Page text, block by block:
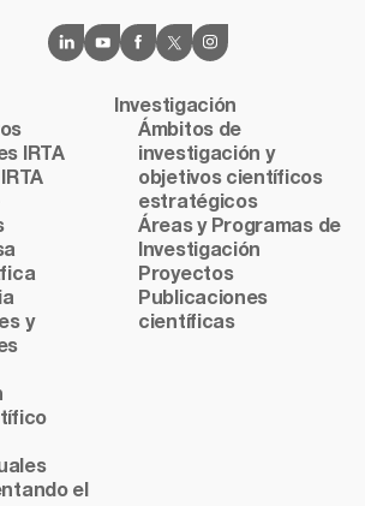
IRTA
y
el
Investigación
Ámbitos de
investigación y
objetivos científicos
estratégicos
Áreas y Programas de
Investigación
Proyectos
Publicaciones
científicas